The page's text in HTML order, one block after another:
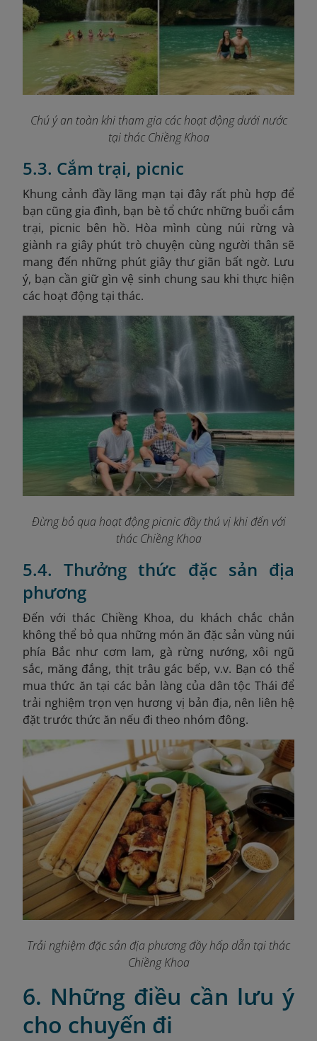
Chú ý an toàn khi tham gia các hoạt động dưới nước
tại thác Chiềng Khoa
5.3. Cắm trại, picnic
Khung cảnh đầy lãng mạn tại đây rất phù hợp để
bạn cũng gia đình, bạn bè tổ chức những buổi cắm
trại, picnic bên hồ. Hòa mình cùng núi rừng và
giành ra giây phút trò chuyện cùng người thân sẽ
mang đến những phút giây thư giãn bất ngờ. Lưu
ý, bạn cần giữ gìn vệ sinh chung sau khi thực hiện
các hoạt động tại thác.
Đừng bỏ qua hoạt động picnic đầy thú vị khi đến với
thác Chiềng Khoa
5.4. Thưởng thức đặc sản địa
phương
Đến với thác Chiềng Khoa, du khách chắc chắn
không thể bỏ qua những món ăn đặc sản vùng núi
phía Bắc như cơm lam, gà rừng nướng, xôi ngũ
sắc, măng đắng, thịt trâu gác bếp, v.v. Bạn có thể
mua thức ăn tại các bản làng của dân tộc Thái để
trải nghiệm trọn vẹn hương vị bản địa, nên liên hệ
đặt trước thức ăn nếu đi theo nhóm đông.
Trải nghiệm đặc sản địa phương đầy hấp dẫn tại thác
Chiềng Khoa
6. Những điều cần lưu ý
cho chuyến đi